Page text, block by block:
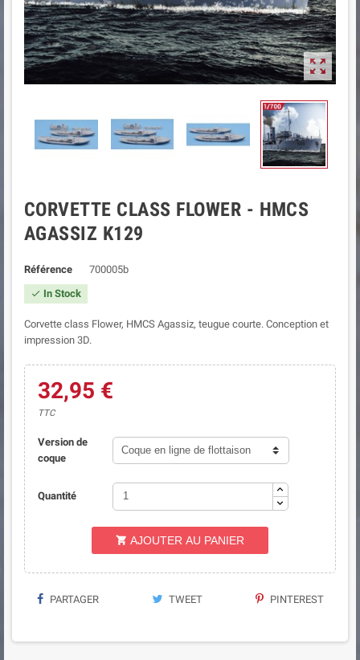

CORVETTE CLASS FLOWER - HMCS
AGASSIZ K129
Référence 700005b
 In Stock
Corvette class Flower, HMCS Agassiz, teugue courte. Conception et
impression 3D.
32,95 €
TTC
Version de
coque
Quantité
 AJOUTER AU PANIER
PARTAGER TWEET PINTEREST